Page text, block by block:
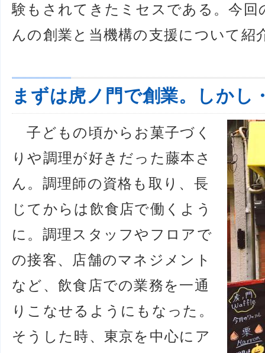
験もされてきたミセスである。今回
んの創業と当機構の支援について紹
まずは虎ノ門で創業。しかし
子どもの頃からお菓子づく
りや調理が好きだった藤本さ
ん。調理師の資格も取り、長
じてからは飲食店で働くよう
に。調理スタッフやフロアで
の接客、店舗のマネジメント
など、飲食店での業務を一通
りこなせるようにもなった。
そうした時、東京を中心にア